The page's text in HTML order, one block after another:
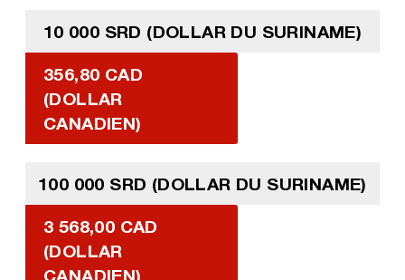
10 000 SRD (DOLLAR DU SURINAME)
356,80 CAD
(DOLLAR
CANADIEN)
100 000 SRD (DOLLAR DU SURINAME)
3 568,00 CAD
(DOLLAR
CANADIEN)